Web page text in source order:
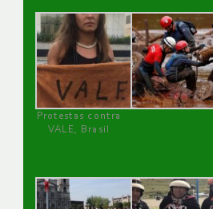
Protestas contra
VALE, Brasil